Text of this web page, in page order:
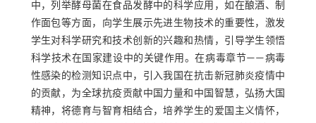
中，列举酵母菌在食品发酵中的科学应用，如在酿酒、制
作面包等方面，向学生展示先进生物技术的重要性，激发
学生对科学研究和技术创新的兴趣和热情，引导学生领悟
科学技术在国家建设中的关键作用。在病毒章节——病毒
性感染的检测知识点中，引入我国在抗击新冠肺炎疫情中
的贡献，为全球抗疫贡献中国力量和中国智慧，弘扬大国
精神，将德育与智育相结合，培养学生的爱国主义情怀，